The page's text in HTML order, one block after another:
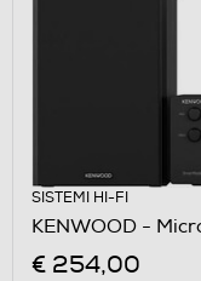
SISTEMI HI-FI
KENWOOD -
€ 254,00